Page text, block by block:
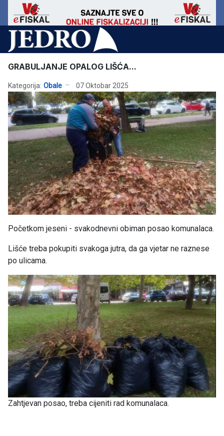
GRABULJANJE OPALOG LIŠĆA...
Kategorija: Obale 07 Oktobar 2025
Početkom jeseni - svakodnevni obiman posao komunalaca.
Lišće treba pokupiti svakoga jutra, da ga vjetar ne raznese
po ulicama.
Zahtjevan posao, treba cijeniti rad komunalaca.